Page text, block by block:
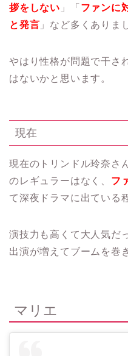
拶をしない 」「 ファンに
と発言 」など多くありま
やはり性格が問題で干さ
はないかと思います。
現在
現在のトリンドル玲奈さ
のレギュラーはなく、 フ
て深夜ドラマに出ている
演技力も高くて大人気だ
出演が増えてブームを巻
マリエ